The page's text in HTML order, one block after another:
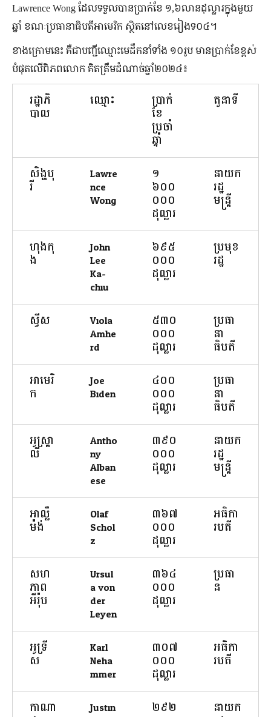
Lawrence Wong ដែលទទួលបានប្រាក់ខែ ១,៦លានដុល្លារក្នុងមួយ
ឆ្នាំ ខណៈប្រធានាធិបតីអាមេរិក ស្ថិតនៅលេខរៀងទ០៤។
ខាងក្រោមនេះ គឺជាបញ្ជីឈ្មោះមេដឹកនាំទាំង ១០រូប មានប្រាក់ខែខ្ពស់
បំផុតលើពិភពលោក គិតត្រឹមដំណាច់ឆ្នាំ២០២៤៖
រដ្ឋាភិ
បាល
ឈ្មោះ ប្រាក់
ខែ
ប្រចាំ
ឆ្នាំ
តួនាទី
សិង្ហបុ
រី
Lawre
nce
Wong
១
៦០០
០០០
ដុល្លារ
នាយក
រដ្ឋ
មន្ត្រី
ហុងកុ
ង
John
Lee
Ka-
chiu
៦៩៥
០០០
ដុល្លារ
ប្រមុខ
រដ្ឋ
ស្វីស Viola
Amhe
rd
៥៣០
០០០
ដុល្លារ
ប្រធា
នា
ធិបតី
អាមេរិ
ក
Joe
Biden
៤០០
០០០
ដុល្លារ
ប្រធា
នា
ធិបតី
អូស្ត្រា
លី
Antho
ny
Alban
ese
៣៩០
០០០
ដុល្លារ
នាយក
រដ្ឋ
មន្ត្រី
អាល្លឺ
ម៉ង់
Olaf
Schol
z
៣៦៧
០០០
ដុល្លារ
អធិកា
របតី
សហ
ភាព
អឺរ៉ុប
Ursul
a von
der
Leyen
៣៦៤
០០០
ដុល្លារ
ប្រធា
ន
អូទ្រី
ស
Karl
Neha
mmer
៣០៧
០០០
ដុល្លារ
អធិកា
របតី
កាណា Justin ២៩២ នាយក